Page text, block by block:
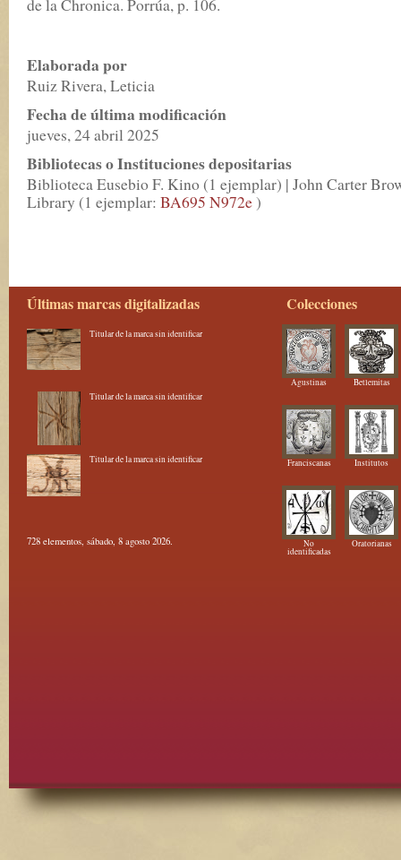
Elaborada por
Ruiz Rivera, Leticia
Fecha de última modificación
jueves, 24 abril 2025
Bibliotecas o Instituciones depositarias
Biblioteca Eusebio F. Kino (1 ejemplar) | John Carter
Library (1 ejemplar: BA695 N972e)
Últimas marcas digitalizadas
Titular de la marca sin identificar
Titular de la marca sin identificar
Titular de la marca sin identificar
728 elementos, sábado, 8 agosto 2026.
Colecciones
Agustinas Betlemitas
Franciscanas Institutos
No
identificadas
Oratorianas